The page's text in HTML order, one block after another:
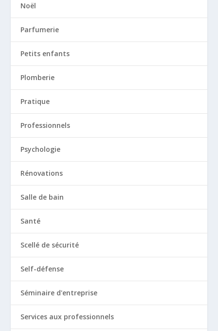
Noël
Parfumerie
Petits enfants
Plomberie
Pratique
Professionnels
Psychologie
Rénovations
Salle de bain
Santé
Scellé de sécurité
Self-défense
Séminaire d'entreprise
Services aux professionnels